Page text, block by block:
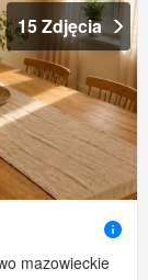
15 Zdjęcia
mazowieckie